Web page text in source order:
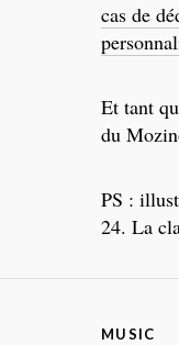
cas de
Et tant
du
PS :
24. La
MUSIC